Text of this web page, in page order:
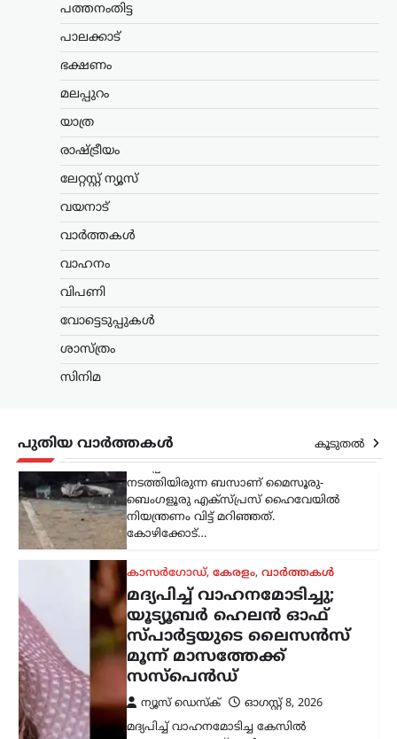
പത്തനംതിട്ട
പാലക്കാട്
ഭക്ഷണം
മലപ്പുറം
യാത്ര
രാഷ്ട്രീയം
ലേറ്റസ്റ്റ് ന്യൂസ്
വയനാട്
വാർത്തകൾ
വാഹനം
വിപണി
വോട്ടെടുപ്പുകൾ
ശാസ്ത്രം
സിനിമ
പുതിയ വാർത്തകൾ കൂടുതൽ
ബെംഗളൂരുവിൽ
അപകടം; ഡ്രൈവറും
കണ്ടക്ടറും മരിച്ചു
ഡിപ്പോയിൽ നിന്ന് സർവീസ്
നടത്തിയിരുന്ന ബസാണ് മൈസൂരു-
നിയന്ത്രണം വിട്ട് മറിഞ്ഞത്.
കോഴിക്കോട്…
കാസർഗോഡ്,കേരളം,വാർത്തകൾ
മദ്യപിച്ച് വാഹനമോടിച്ചു;
യൂട്യൂബർ ഹെലൻ ഓഫ്
മൂന്ന് മാസത്തേക്ക്
മദ്യപിച്ച് വാഹനമോടിച്ച കേസിൽ
(ഹെലൻ ഓഫ് സ്പാർട്ട) ഡ്രൈവിങ്
ലൈസൻസ് മൂന്ന് മാസത്തേക്ക്
സസ്‌പെൻഡ് ചെയ്തു. മദ്യപിച്ച്
അപകടസാധ്യത സൃഷ്ടിക്കുന്ന തരത്തിൽ
വാഹനം…
ട്രെൻഡിംഗ്,ദേശീയം,വാർത്തകൾ
114 റാഫേൽ
യുദ്ധവിമാനങ്ങൾക്കായി
ഫ്രാൻസിന്റെ വമ്പൻ
ഓഫർ; 94 എണ്ണം
ഇന്ത്യയിൽ നിർമ്മിക്കും
ന്യൂസ് ഡെസ്ക്
ഓഗസ്റ്റ്‌ 8, 2026
ഇന്ത്യൻ വ്യോമസേനയുടെ ശക്തി